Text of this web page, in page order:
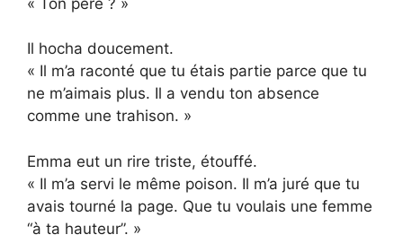
Il hocha doucement.
« Il m’a raconté que tu étais partie parce que tu
ne m’aimais plus. Il a vendu ton absence
comme une trahison. »
Emma eut un rire triste, étouffé.
« Il m’a servi le même poison. Il m’a juré que tu
avais tourné la page. Que tu voulais une femme
“à ta hauteur”. »